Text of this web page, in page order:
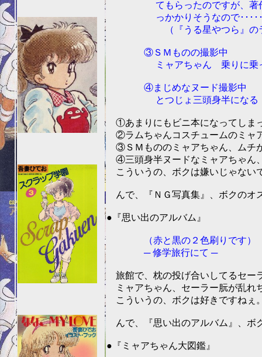
てもらったのですが、著作
っかかりそうなので････
（『うる星やつら』のラム
③ＳＭものの撮影中
ミャアちゃん 乗りに乗って
④まじめなヌード撮影中
とつじょ三頭身半になる
①あまりにもビニ本になってしま
②ラムちゃんコスチュームのミャ
③ＳＭもののミャアちゃん、ムチ
④三頭身半ヌードなミャアちゃん
こういうの、ボクは嫌いじゃない
んで、『ＮＧ写真集』、ボクのオ
●『思い出のアルバム』
（赤と黒の２色刷りです）
─ 修学旅行にて ─
旅館で、枕の投げ合いしてるセー
ミャアちゃん、セーラー朊が乱れ
こういうの、ボクは好きですねぇ
んで、『思い出のアルバム』、ボ
●『ミャアちゃん大図鑑』